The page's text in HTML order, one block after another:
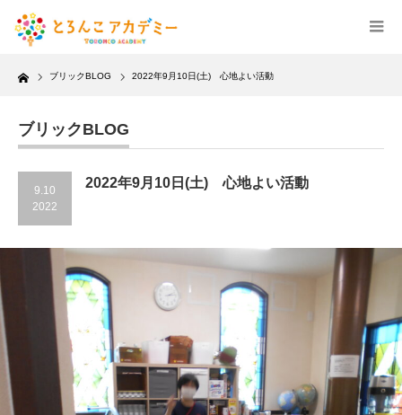
Home ブリックBLOG 2022年9月10日(土) 心地よい活動
ブリックBLOG
9.10
2022
2022年9月10日(土) 心地よい活動